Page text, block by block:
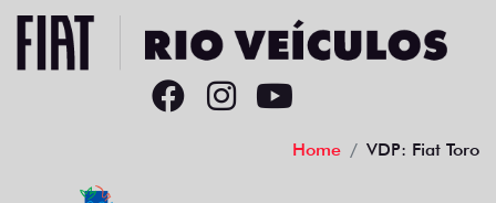
Home VDP: Fiat Toro